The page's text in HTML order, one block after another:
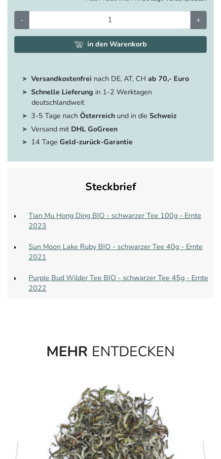
- +
in den Warenkorb
Versandkostenfrei nach DE, AT, CH ab 70,- Euro
Schnelle Lieferung in 1-2 Werktagen
deutschlandweit
3-5 Tage nach Österreichund in die Schweiz
Versand mit DHL GoGreen
14 Tage Geld-zurück-Garantie
Steckbrief
Tian Mu Hong Ding BIO - schwarzer Tee 100g - Ernte
2023
Sun Moon Lake Ruby BIO - schwarzer Tee 40g - Ernte
2021
Purple Bud Wilder Tee BIO - schwarzer Tee 45g - Ernte
2022
MEHR ENTDECKEN